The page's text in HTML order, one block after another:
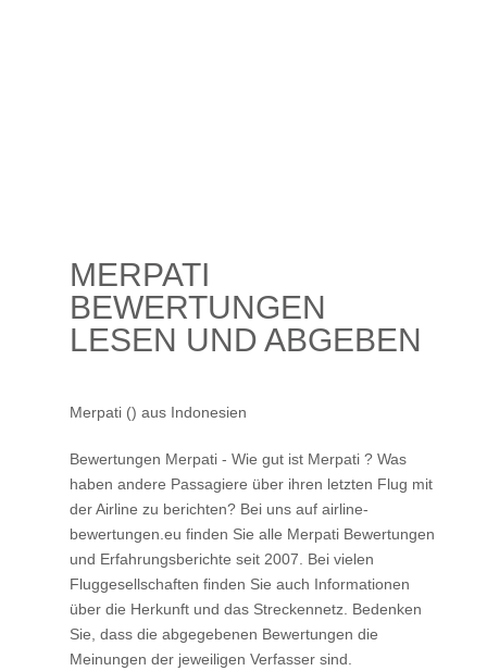
MERPATI
BEWERTUNGEN
LESEN UND ABGEBEN
Merpati () aus Indonesien
Bewertungen Merpati - Wie gut ist Merpati ? Was
haben andere Passagiere über ihren letzten Flug mit
der Airline zu berichten? Bei uns auf airline-
bewertungen.eu finden Sie alle Merpati Bewertungen
und Erfahrungsberichte seit 2007. Bei vielen
Fluggesellschaften finden Sie auch Informationen
über die Herkunft und das Streckennetz. Bedenken
Sie, dass die abgegebenen Bewertungen die
Meinungen der jeweiligen Verfasser sind.